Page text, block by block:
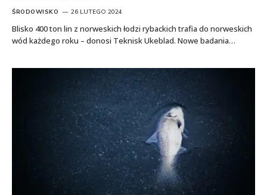
ŚRODOWISKO 26 LUTEGO 2024
Blisko 400 ton lin z norweskich łodzi rybackich trafia do norweskich
wód każdego roku – donosi Teknisk Ukeblad. Nowe badania…